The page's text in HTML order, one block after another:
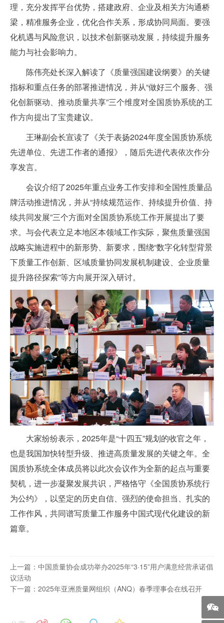
理，充分发挥平台优势，搭建政府、企业及相关方沟通桥
梁，精准服务企业，优化合作关系，形成协同局面。要强
化机遇与风险意识，以技术创新驱动发展，持续提升服务
能力与社会影响力。
陈伟亮处长深入解读了《质量强国建设纲要》的关键
指标和重点任务的部署推进情况，并从“做好三个服务、强
化创新驱动、推动质量共享”三个维度对全国质协系统的工
作方向提出了宝贵建议。
王琳副会长宣读了《关于表扬2024年度全国质协系统
先进单位、先进工作者的通报》，随后先进代表依次作分
享发言。
会议介绍了2025年重点业务工作安排和全国性质量品
牌活动推进情况 ，并从“持续规范运作、持续提升价值、持
续共同发展”三个方面对全国质协系统工作开展提出了要
求。与会代表立足本地区本领域工作实际，聚焦质量强国
战略实施进程中的新形势、新要求， 围绕“数字化转型背景
下质量工作创新、区域质量协同发展机制建设、企业质量
提升路径探索”等方向展开深入研讨。
大家纷纷表示，2025年是“十四五”规划的收官之年，
也是我国加快转型升级、推进高质量发展的关键之年。全
国质协系统全体成员将以此次会议作为全新的起点与重要
契机，进一步凝聚发展共识，严格恪守《全国质协系统行
为公约》，以坚定的历史自信、强烈的使命担当、扎实的
工作作风，共同谱写质量工作服务中国式现代化建设的新
篇章。
上一篇：中国质量协会成功举办2025年“3·15”用户满意经营承诺倡
议活动
下一篇：2025年亚洲质量网组织（ANQ）春季理事会在线召开